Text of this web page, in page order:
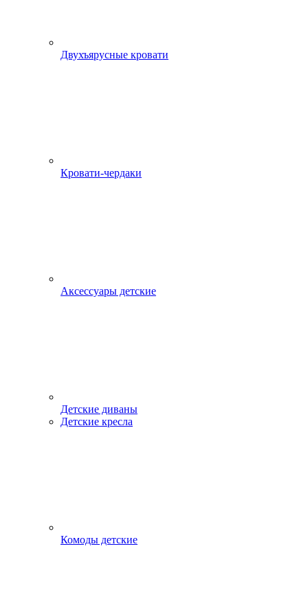
Двухъярусные кровати
Кровати-чердаки
Аксессуары детские
Детские диваны
Детские кресла
Комоды детские